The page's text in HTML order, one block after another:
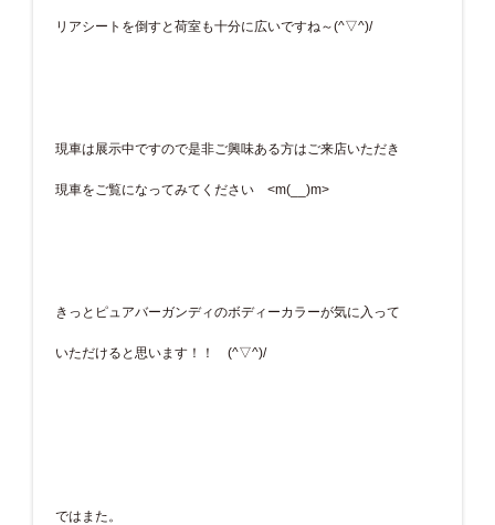
リアシートを倒すと荷室も十分に広いですね～(^▽^)/
現車は展示中ですので是非ご興味ある方はご来店いただき
現車をご覧になってみてください <m(__)m>
きっとピュアバーガンディのボディーカラーが気に入って
いただけると思います！！ (^▽^)/
ではまた。